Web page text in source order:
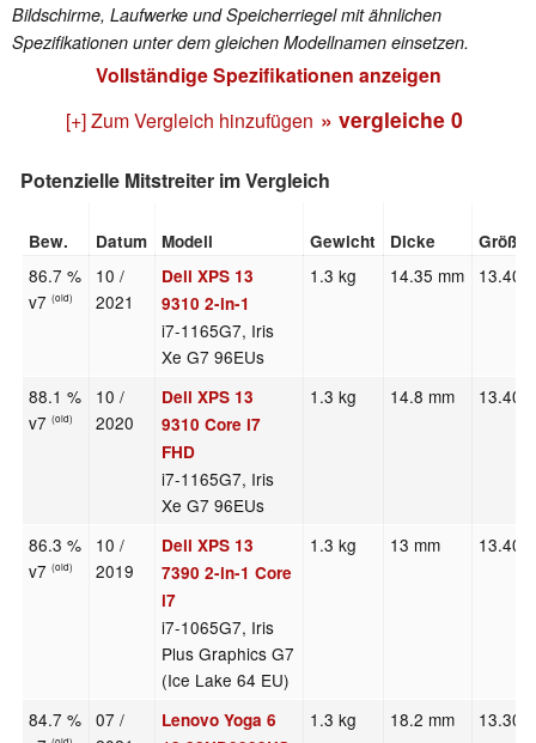
Bildschirme, Laufwerke und Speicherriegel mit ähnlichen
Spezifikationen unter dem gleichen Modellnamen einsetzen.
Vollständige Spezifikationen anzeigen
[+] Zum Vergleich hinzufügen » vergleiche 0
Potenzielle Mitstreiter im Vergleich
Bew. Datum Modell Gewicht Dicke Größe
86.7 %
v7(old)
10 /
2021
Dell XPS 13
9310 2-in-1
i7-1165G7, Iris
Xe G7 96EUs
1.3 kg 14.35 mm 13.40"
88.1 %
v7(old)
10 /
2020
Dell XPS 13
9310 Core i7
FHD
i7-1165G7, Iris
Xe G7 96EUs
1.3 kg 14.8 mm 13.40"
86.3 %
v7(old)
10 /
2019
Dell XPS 13
7390 2-in-1 Core
i7
i7-1065G7, Iris
Plus Graphics G7
(Ice Lake 64 EU)
1.3 kg 13 mm 13.40"
84.7 %
07 /
Lenovo Yoga 6
1.3 kg 18.2 mm 13.30"